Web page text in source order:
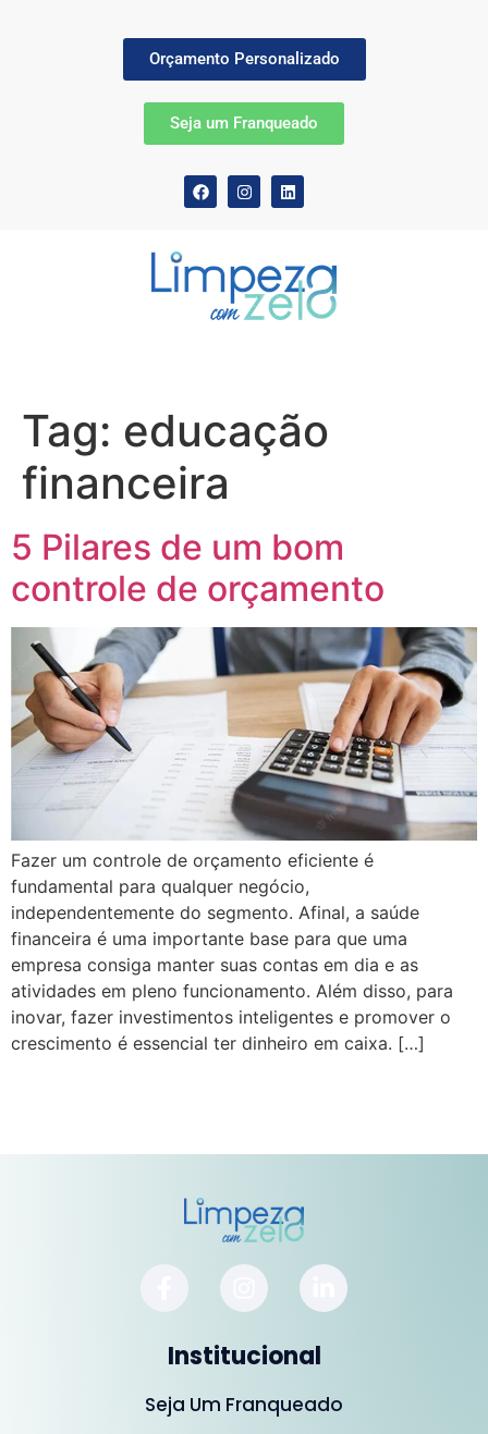
Orçamento Personalizado
Seja um Franqueado
Tag: educação
financeira
5 Pilares de um bom
controle de orçamento
Fazer um controle de orçamento eficiente é
fundamental para qualquer negócio,
independentemente do segmento. Afinal, a saúde
financeira é uma importante base para que uma
empresa consiga manter suas contas em dia e as
atividades em pleno funcionamento. Além disso, para
inovar, fazer investimentos inteligentes e promover o
crescimento é essencial ter dinheiro em caixa. […]
Institucional
Seja Um Franqueado